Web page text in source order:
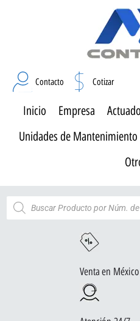
Contacto Cotizar
Inicio Empresa
Unidades de Mantenimiento
Venta en México